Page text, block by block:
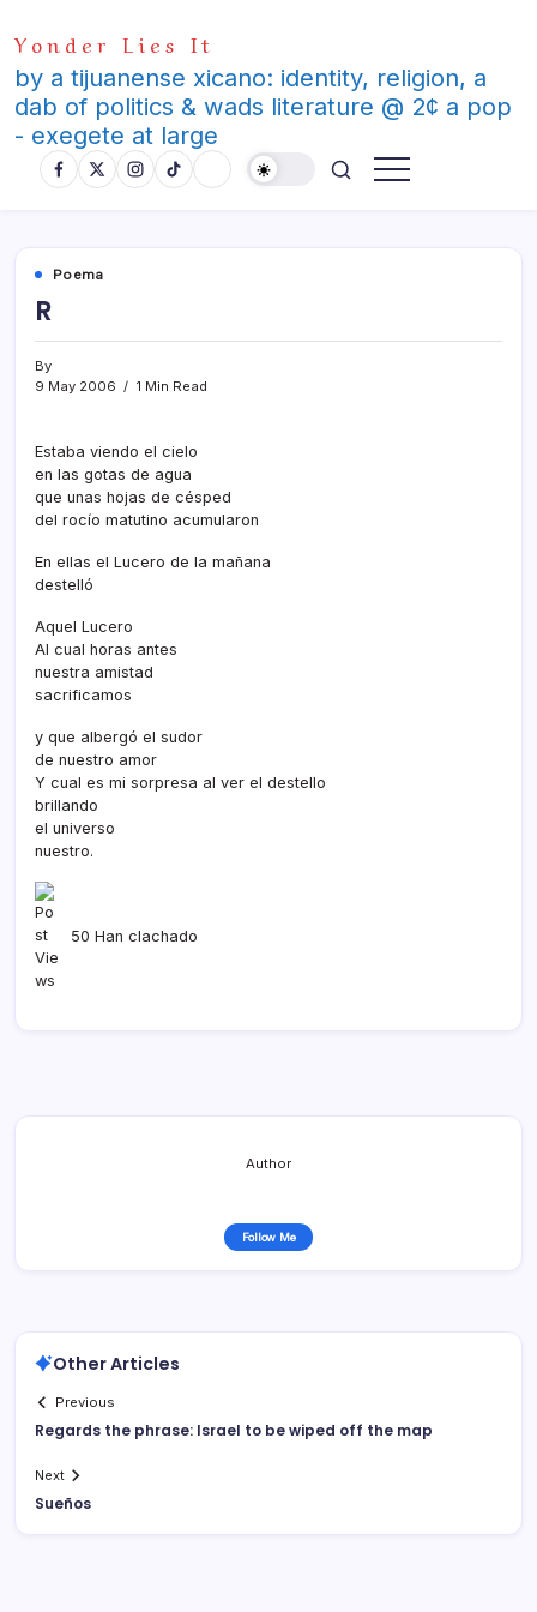
to
content
Yonder Lies It
by a tijuanense xicano: identity, religion, a
dab of politics & wads literature @ 2¢ a pop
- exegete at large
Poema
R
By
9 May 2006
1 Min Read
Estaba viendo el cielo
en las gotas de agua
que unas hojas de césped
del rocí­o matutino acumularon
En ellas el Lucero de la mañana
destelló
Aquel Lucero
Al cual horas antes
nuestra amistad
sacrificamos
y que albergó el sudor
de nuestro amor
Y cual es mi sorpresa al ver el destello
brillando
el universo
nuestro.
50 Han clachado
Author
Follow Me
Other Articles
Previous
Regards the phrase: Israel to be wiped off the map
Next
Sueños